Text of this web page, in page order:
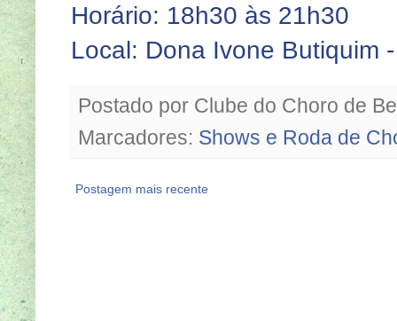
Horário: 18h30 às 21h30
Local: Dona Ivone Butiquim
Postado por Clube do Choro de
Marcadores: Shows e Roda de
Postagem mais recente